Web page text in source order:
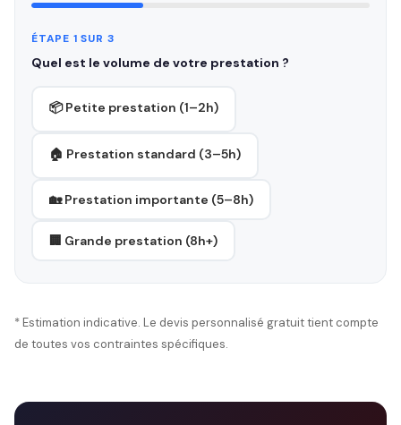
ÉTAPE 1 SUR 3
Quel est le volume de votre prestation ?
📦 Petite prestation (1–2h)
🏠 Prestation standard (3–5h)
🏡 Prestation importante (5–8h)
🏢 Grande prestation (8h+)
* Estimation indicative. Le devis personnalisé gratuit tient compte
de toutes vos contraintes spécifiques.